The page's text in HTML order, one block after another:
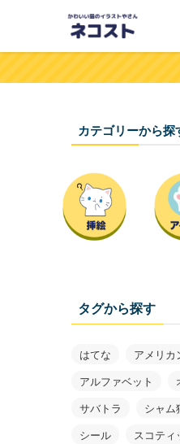
カテゴリーから探
タグから探す
はてな
アメリカ
アルファベット
サバトラ
シャム
シール
スコテ